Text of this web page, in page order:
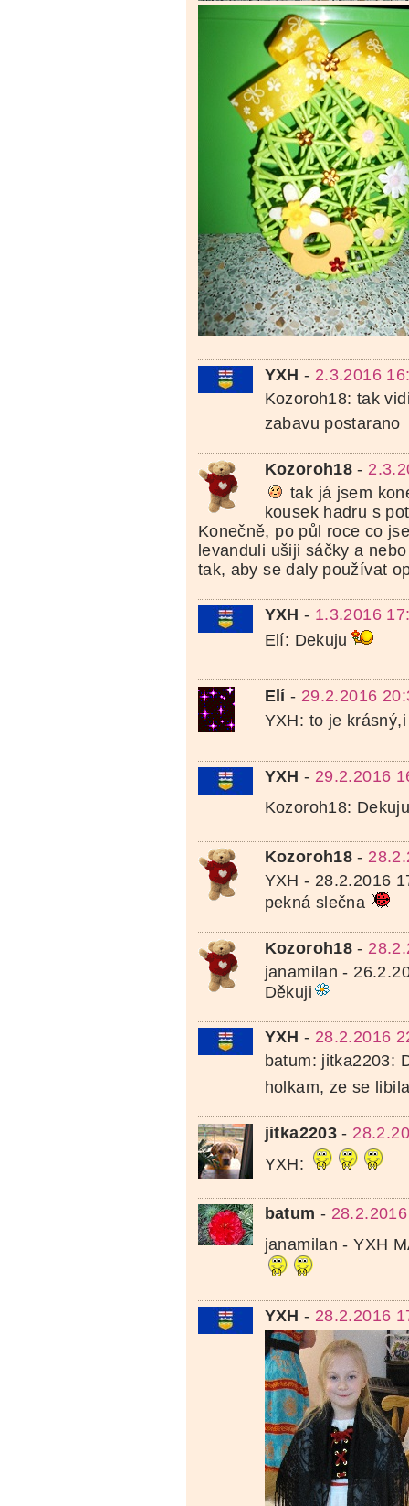
YXH - 2.3.2016
Kozoroh18: tak
zabavu postarano
Kozoroh18 -
tak já jsem
kousek hadru s
Konečně, po půl roce co
levanduli ušiji sáčky a
tak, aby se daly používat
YXH - 1.3.2016
Elí: Dekuju
Elí- 29.2.2016
YXH: to je
YXH - 29.2.2016
Kozoroh18:
Kozoroh18 -
YXH - 28.2.2016
pekná slečna
Kozoroh18 -
janamilan -
Děkuji
YXH - 28.2.2016
batum: jitka2203:
holkam, ze se
jitka2203 -
YXH:
batum -
janamilan - YXH
YXH - 28.2.2016